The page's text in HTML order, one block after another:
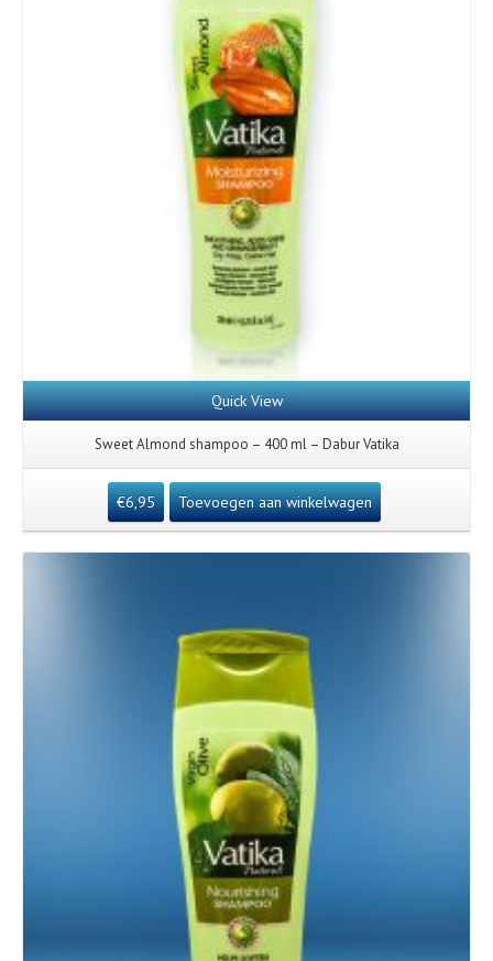
Details
Quick View
Sweet Almond shampoo – 400 ml – Dabur Vatika
€6,95 Toevoegen aan winkelwagen
Details